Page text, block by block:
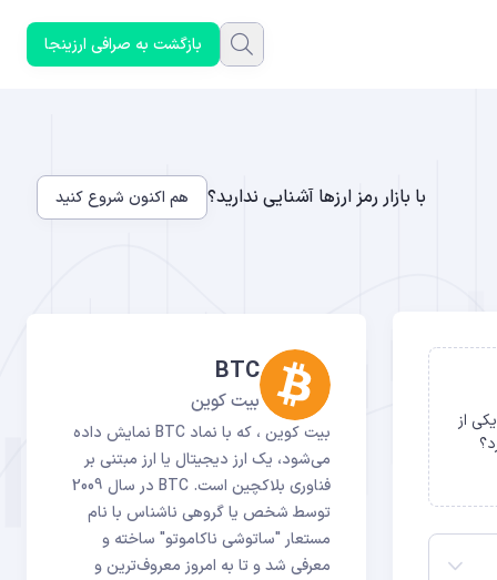
بازگشت به صرافی ارزینجا
با بازار رمز ارزها آشنایی ندارید؟ هم اکنون شروع کنید
از
BTC
بیت کوین
بیت کوین ، که با نماد BTC نمایش داده
می‌شود، یک ارز دیجیتال یا ارز مبتنی بر
فناوری بلاکچین است. BTC در سال 2009
توسط شخص یا گروهی ناشناس با نام
مستعار "ساتوشی ناکاموتو" ساخته و
معرفی شد و تا به امروز معروف‌ترین و